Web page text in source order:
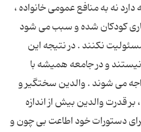
نه به منافع عمومی خانواده ،
كودكان شده و سبب می شود
نكنند . در نتیجه این
و در جامعه همیشه با
می شوند . والدین سختگیر و
قدرت والدین بیش از اندازه
دستورات خود اطاعت بی چون و